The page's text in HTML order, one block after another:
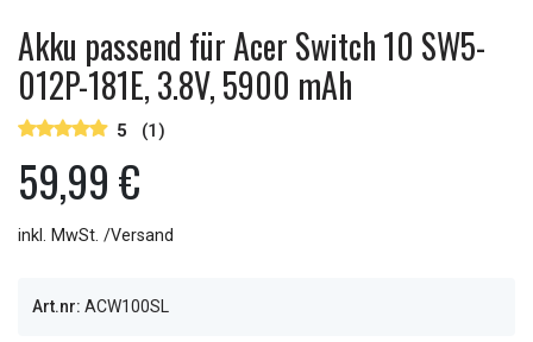
Akku passend für Acer Switch 10 SW5-
012P-181E, 3.8V, 5900 mAh
5 (1)
59,99 €
inkl. MwSt. /Versand
Art.nr: ACW100SL